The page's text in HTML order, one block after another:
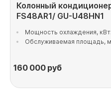
Колонный
FS48AR1/ GU-U48HN1
Мощность охлаждения,
Обслуживаемая площадь,
160 000руб